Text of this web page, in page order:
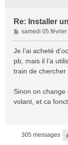
Re: Installer
M
e
s
a
g
samedi 05
Je l’ai acheté
pb, mais il l’a
train de
Sinon on
volant, et ca
305 messages